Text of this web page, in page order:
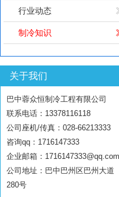
行业动态
制冷知识
关于我们
巴中蓉众恒制冷工程有限公司
联系电话：13378116118
公司座机/传真：028-66213333
咨询qq：1716147333
企业邮箱：1716147333@qq.com
公司地址：巴中巴州区巴州大道
280号